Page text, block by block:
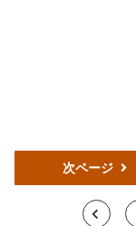
次ページ
<